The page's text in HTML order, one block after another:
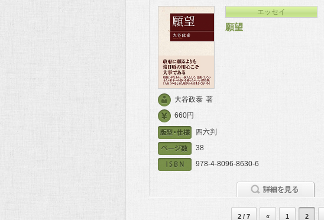
エッセイ
願望
大谷政泰 著
660円
四六判
38
978-4-8096-8630-6
2 / 7 « 1 2